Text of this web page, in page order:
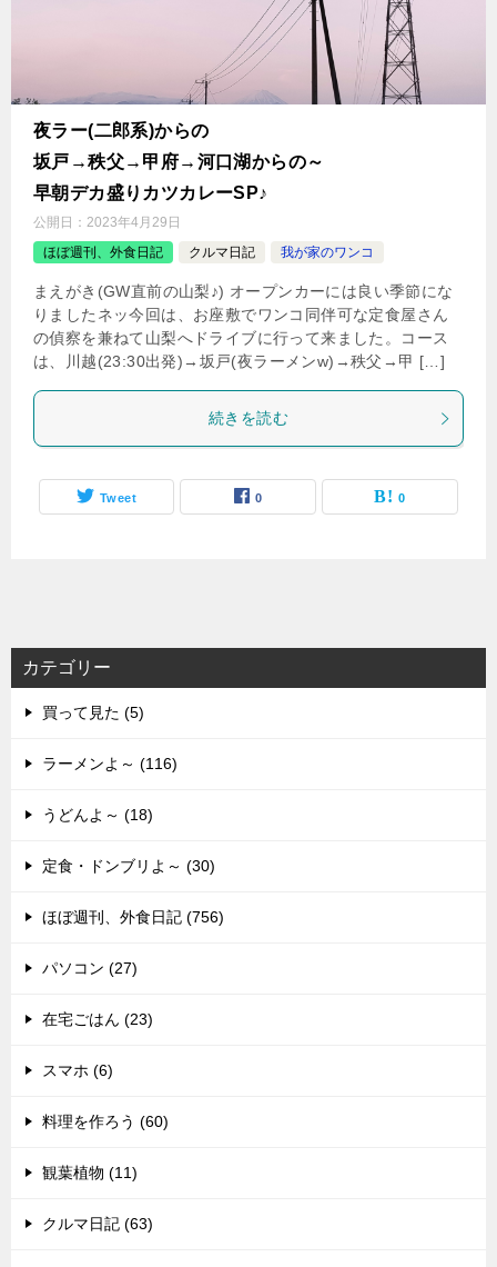
夜ラー(二郎系)からの
坂戸→秩父→甲府→河口湖からの～
早朝デカ盛りカツカレーSP♪
公開日： 2023年4月29日
ほぼ週刊、外食日記
クルマ日記 我が家のワンコ
まえがき(GW直前の山梨♪) オープンカーには良い季節にな
りましたネッ今回は、お座敷でワンコ同伴可な定食屋さん
の偵察を兼ねて山梨へドライブに行って来ました。コース
は、川越(23:30出発)→坂戸(夜ラーメンw)→秩父→甲 […]
続きを読む
Tweet 0 0
カテゴリー
買って見た (5)
ラーメンよ～ (116)
うどんよ～ (18)
定食・ドンブリよ～ (30)
ほぼ週刊、外食日記 (756)
パソコン (27)
在宅ごはん (23)
スマホ (6)
料理を作ろう (60)
観葉植物 (11)
クルマ日記 (63)